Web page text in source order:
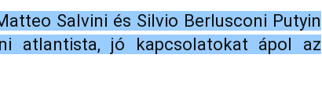
Salvini és Silvio Berlusconi Putyin
atlantista, jó kapcsolatokat ápol az